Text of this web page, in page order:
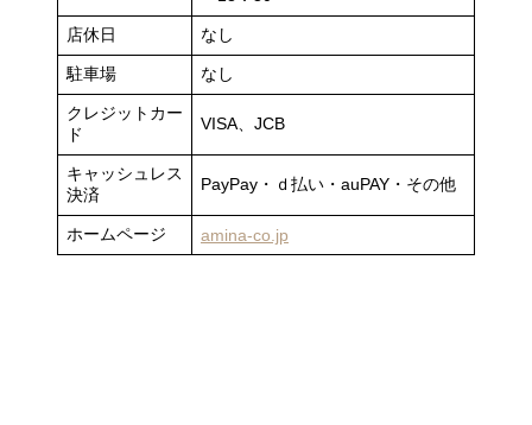
店休日 なし
駐車場 なし
クレジットカー
ド
VISA、JCB
キャッシュレス
決済
PayPay・ｄ払い・auPAY・その他
ホームページ amina-co.jp